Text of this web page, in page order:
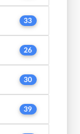
33
26
30
39